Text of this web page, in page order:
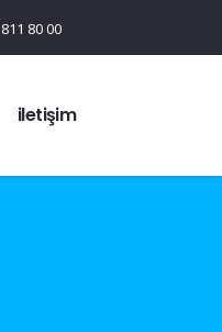
80 00
i̇letişim